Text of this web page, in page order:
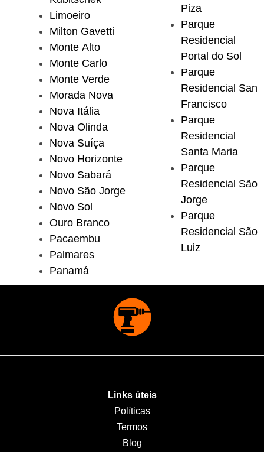
Limoeiro
Milton Gavetti
Monte Alto
Monte Carlo
Monte Verde
Morada Nova
Nova Itália
Nova Olinda
Nova Suíça
Novo Horizonte
Novo Sabará
Novo São Jorge
Novo Sol
Ouro Branco
Pacaembu
Palmares
Panamá
Piza
Parque
Residencial
Portal do Sol
Parque
Residencial San
Francisco
Parque
Residencial
Santa Maria
Parque
Residencial São
Jorge
Parque
Residencial São
Luiz
Links úteis
Políticas
Termos
Blog